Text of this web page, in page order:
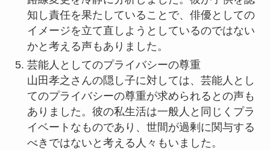
知し責任を果たしていることで、俳優としての
イメージを立て直しようとしているのではない
かと考える声もありました。
芸能人としてのプライバシーの尊重
山田孝之さんの隠し子に対しては、芸能人とし
てのプライバシーの尊重が求められるとの声も
ありました。彼の私生活は一般人と同じくプラ
イベートなものであり、世間が過剰に関与する
べきではないと考える人々もいました。